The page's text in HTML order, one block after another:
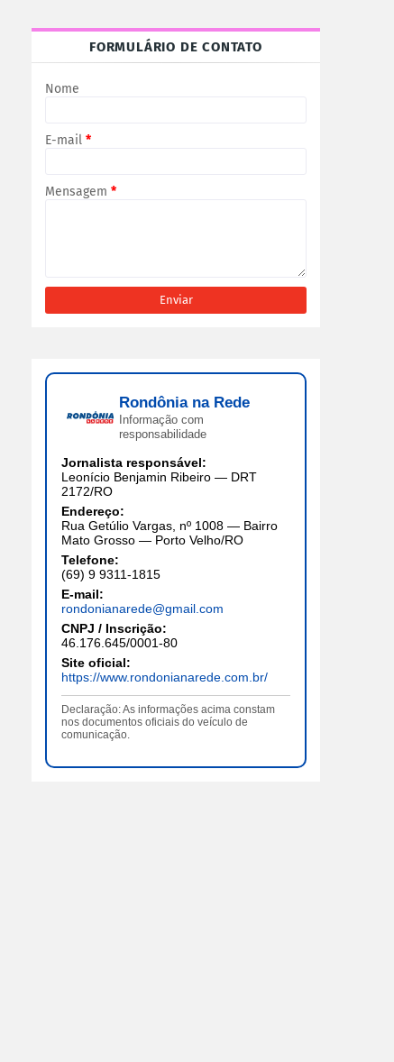
FORMULÁRIO DE CONTATO
Nome
E-mail *
Mensagem *
Rondônia na Rede
Informação com
responsabilidade
Jornalista responsável:
Leonício Benjamin Ribeiro — DRT
2172/RO
Endereço:
Rua Getúlio Vargas, nº 1008 — Bairro
Mato Grosso — Porto Velho/RO
Telefone:
(69) 9 9311-1815
E-mail:
rondonianarede@gmail.com
CNPJ / Inscrição:
46.176.645/0001-80
Site oficial:
https://www.rondonianarede.com.br/
Declaração: As informações acima constam
nos documentos oficiais do veículo de
comunicação.